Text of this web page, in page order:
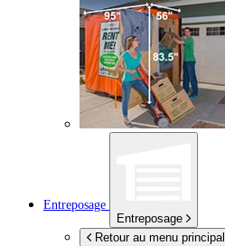
Entreposage
Entreposage
Retour au menu principal